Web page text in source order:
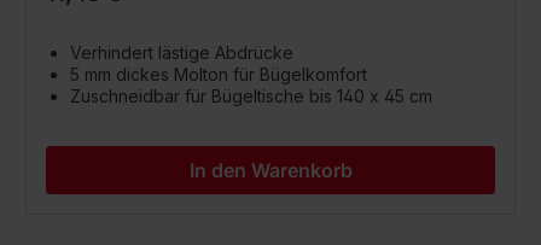
Verhindert lästige Abdrücke
5 mm dickes Molton für Bügelkomfort
Zuschneidbar für Bügeltische bis 140 x 45 cm
In den Warenkorb